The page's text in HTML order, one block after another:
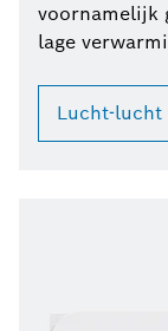
voornamelijk
lage
Lucht-